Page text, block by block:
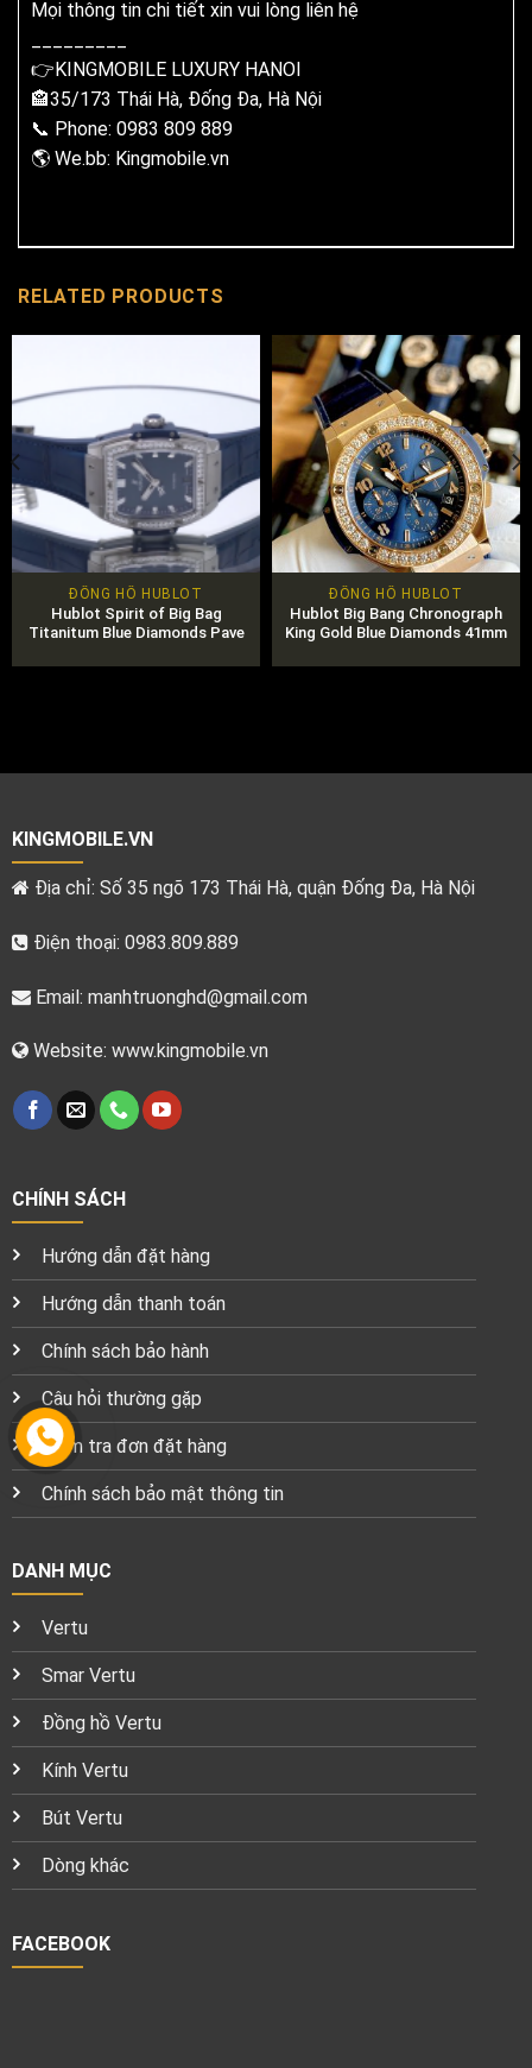
Mọi thông tin chi tiết xin vui lòng liên hệ
👉KINGMOBILE LUXURY HANOI
🏤35/173 Thái Hà, Đống Đa, Hà Nội
📞 Phone: 0983 809 889
🌎 We.bb: Kingmobile.vn
RELATED PRODUCTS
ĐỒNG HỒ HUBLOT
Hublot Spirit of Big Bag
Titanitum Blue Diamonds Pave
ĐỒNG HỒ HUBLOT
Hublot Big Bang Chronograph
King Gold Blue Diamonds 41mm
KINGMOBILE.VN
Địa chỉ: Số 35 ngõ 173 Thái Hà, quận Đống Đa, Hà Nội
Điện thoại: 0983.809.889
Email: manhtruonghd@gmail.com
Website: www.kingmobile.vn
CHÍNH SÁCH
Hướng dẫn đặt hàng
Hướng dẫn thanh toán
Chính sách bảo hành
Câu hỏi thường gặp
Kiểm tra đơn đặt hàng
Chính sách bảo mật thông tin
DANH MỤC
Vertu
Smar Vertu
Đồng hồ Vertu
Kính Vertu
Bút Vertu
Dòng khác
FACEBOOK